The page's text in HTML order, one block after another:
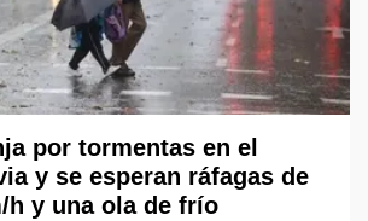
por tormentas en el
y se esperan ráfagas de
h y una ola de frío